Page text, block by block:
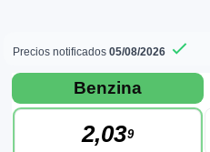
Precios notificados05/08/2026
Precios actuales de
Consulta los precios actuales
Benzina
2,039